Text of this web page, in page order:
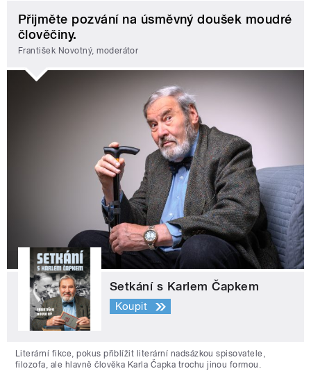
Přijměte pozvání na úsměvný doušek moudré
člověčiny.
František Novotný, moderátor
Setkání s Karlem Čapkem
Koupit
Literární fikce, pokus přiblížit literární nadsázkou spisovatele,
filozofa, ale hlavně člověka Karla Čapka trochu jinou formou.